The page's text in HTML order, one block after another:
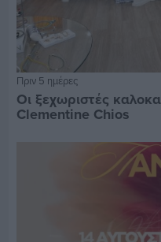
Πριν 5 ημέρες
Οι ξεχωριστές
Clementine Chios